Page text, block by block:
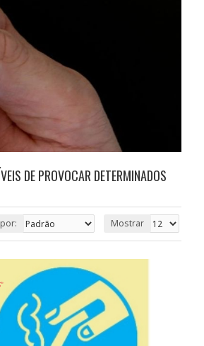
DE PROVOCAR DETERMINADOS
Mostrar